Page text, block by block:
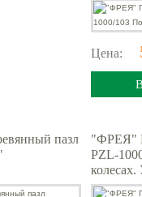
Цена:
пазл
"ФРЕЯ"
PZL-
колесах.